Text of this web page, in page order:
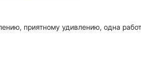
приятному удивлению, одна